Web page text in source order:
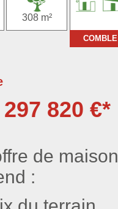
308 m²
COMBLE
820 €*
de maison
: